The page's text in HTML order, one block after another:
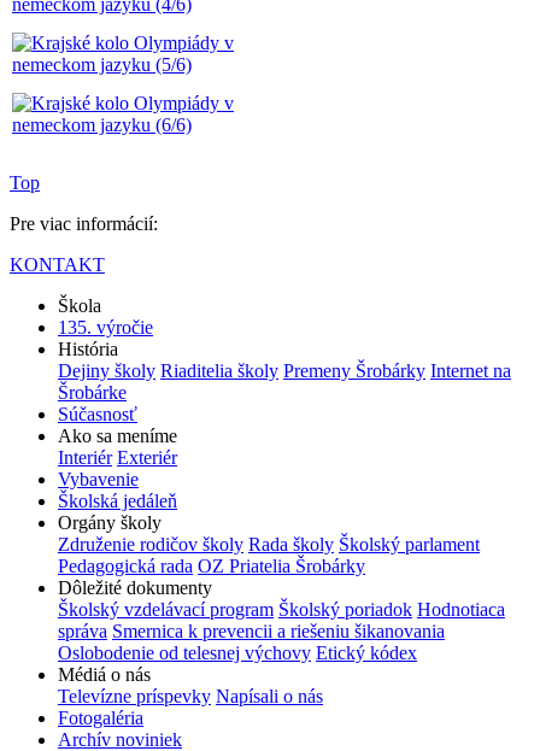
Top
Pre viac informácií:
KONTAKT
Škola
135. výročie
História
Dejiny školy Riaditelia školy Premeny Šrobárky Internet na
Šrobárke
Súčasnosť
Ako sa meníme
Interiér Exteriér
Vybavenie
Školská jedáleň
Orgány školy
Združenie rodičov školy Rada školy Školský parlament
Pedagogická rada OZ Priatelia Šrobárky
Dôležité dokumenty
Školský vzdelávací program Školský poriadok Hodnotiaca
správa Smernica k prevencii a riešeniu šikanovania
Oslobodenie od telesnej výchovy Etický kódex
Médiá o nás
Televízne príspevky Napísali o nás
Fotogaléria
Archív noviniek